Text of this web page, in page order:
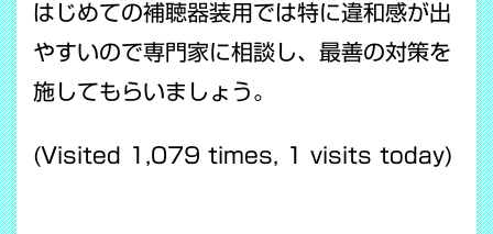
はじめての補聴器装用では特に違和感が出
やすいので専門家に相談し、最善の対策を
施してもらいましょう。
(Visited 1,079 times, 1 visits today)